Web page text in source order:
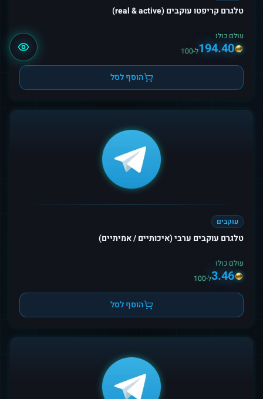
טלגרם קריפטו עוקבים (real & active)
עולם כולו
194.40ל-100
הוסף לסל
עוקבים
טלגרם עוקבים ערבי (איכותיים / אמיתיים)
עולם כולו
3.46ל-100
הוסף לסל